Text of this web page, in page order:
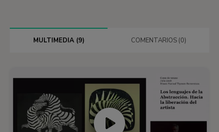
MULTIMEDIA (9) COMENTARIOS (0)